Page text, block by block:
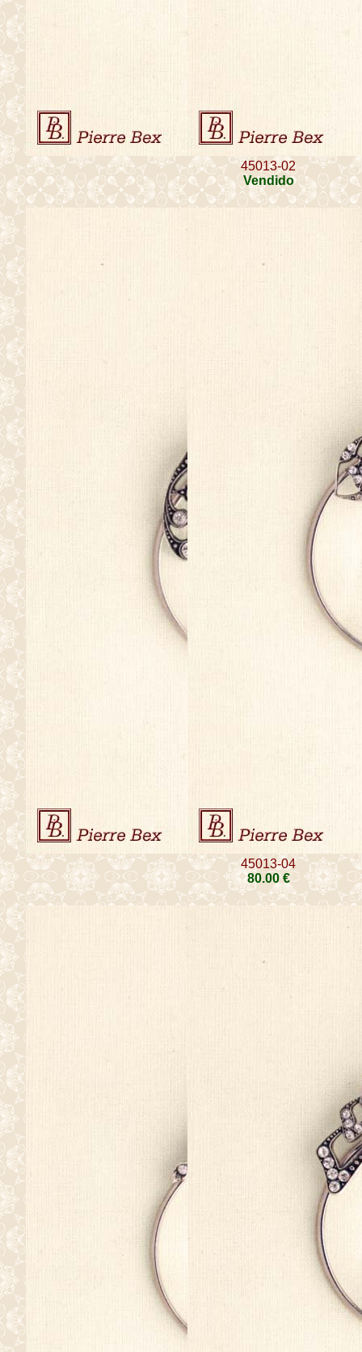
45013-02
Vendido
45013-04
80.00€